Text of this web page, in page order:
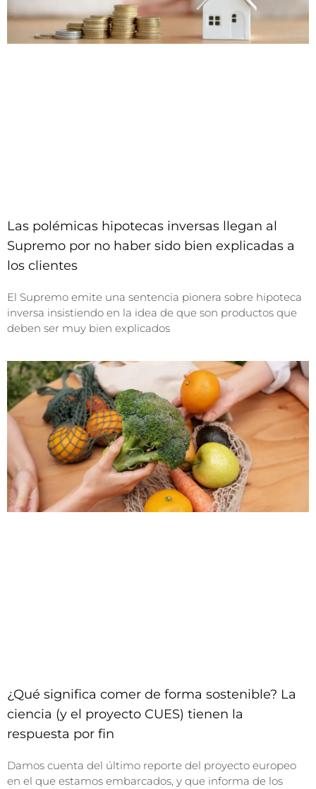
Las polémicas hipotecas inversas llegan al
Supremo por no haber sido bien explicadas a
los clientes
El Supremo emite una sentencia pionera sobre hipoteca
inversa insistiendo en la idea de que son productos que
deben ser muy bien explicados
¿Qué significa comer de forma sostenible? La
ciencia (y el proyecto CUES) tienen la
respuesta por fin
Damos cuenta del último reporte del proyecto europeo
en el que estamos embarcados, y que informa de los